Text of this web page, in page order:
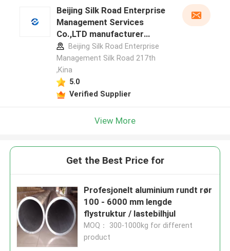
Beijing Silk Road Enterprise
Management Services
Co.,LTD manufacturer
profileBeijing Silk Road Enterprise
Management Silk Road 217th
,Kina
5.0
Verified Supplier
View More
Get the Best Price for
Profesjonelt aluminium rundt rør
100 - 6000 mm lengde
flystruktur / lastebilhjul
MOQ： 300-1000kg for different
product